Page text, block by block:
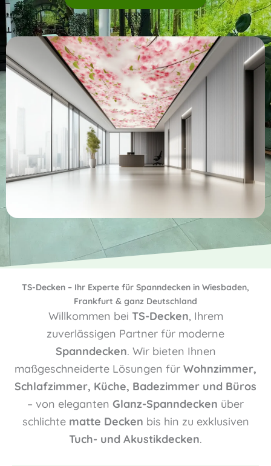
TS-Decken – Ihr Experte für Spanndecken in Wiesbaden,
Frankfurt & ganz Deutschland
Willkommen bei TS-Decken, Ihrem
zuverlässigen Partner für moderne
Spanndecken. Wir bieten Ihnen
maßgeschneiderte Lösungen für Wohnzimmer,
Schlafzimmer, Küche, Badezimmer und Büros
– von eleganten Glanz-Spanndecken über
schlichte matte Decken bis hin zu exklusiven
Tuch- und Akustikdecken.